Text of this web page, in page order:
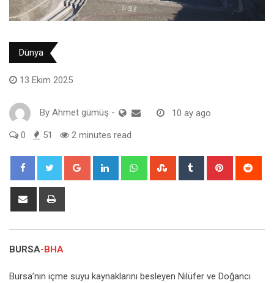
Dünya
13 Ekim 2025
By Ahmet gümüş - 10 ay ago
0 51 2 minutes read
Google+ LinkedIn WhatsappStumbleUpon
Tumblr Pinterest
Share
BURSA-BHA
Bursa’nın içme suyu kaynaklarını besleyen Nilüfer ve Doğancı